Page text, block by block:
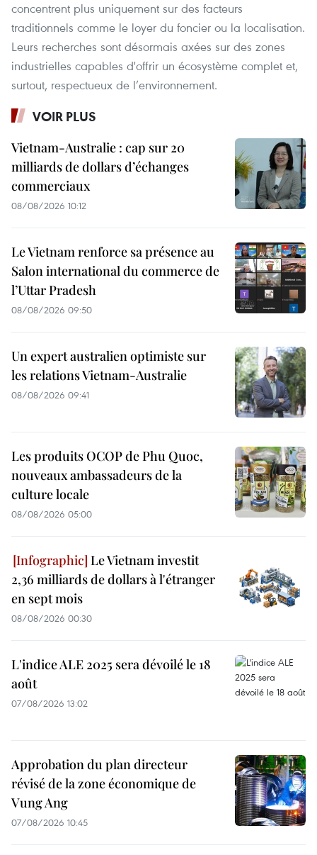
concentrent plus uniquement sur des facteurs
traditionnels comme le loyer du foncier ou la localisation.
Leurs recherches sont désormais axées sur des zones
industrielles capables d'offrir un écosystème complet et,
surtout, respectueux de l’environnement.
VOIR PLUS
Vietnam-Australie : cap sur 20
milliards de dollars d’échanges
commerciaux
08/08/2026 10:12
Le Vietnam renforce sa présence au
Salon international du commerce de
l’Uttar Pradesh
08/08/2026 09:50
Un expert australien optimiste sur
les relations Vietnam-Australie
08/08/2026 09:41
Les produits OCOP de Phu Quoc,
nouveaux ambassadeurs de la
culture locale
08/08/2026 05:00
Le Vietnam investit
2,36 milliards de dollars à l'étranger
en sept mois
08/08/2026 00:30
L'indice ALE 2025 sera dévoilé le 18
août
07/08/2026 13:02
Approbation du plan directeur
révisé de la zone économique de
Vung Ang
07/08/2026 10:45